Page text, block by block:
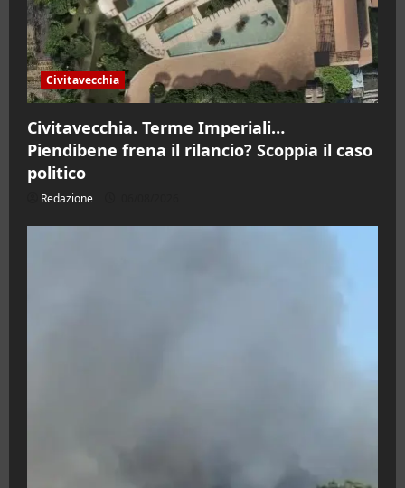
Civitavecchia
Civitavecchia. Terme Imperiali…
Piendibene frena il rilancio? Scoppia il caso
politico
Redazione